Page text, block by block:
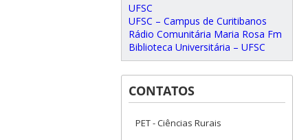
UFSC
UFSC – Campus de Curitibanos
Rádio Comunitária Maria Rosa Fm
Biblioteca Universitária – UFSC
CONTATOS
PET - Ciências Rurais